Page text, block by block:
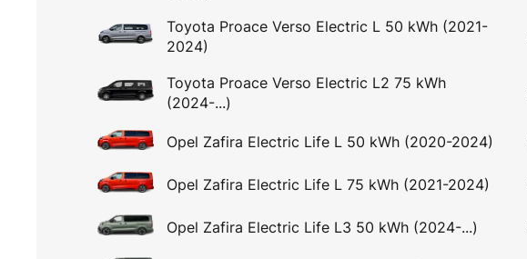
Toyota Proace Verso Electric L 50 kWh (2021-
2024)
Toyota Proace Verso Electric L2 75 kWh
(2024-...)
Opel Zafira Electric Life L 50 kWh (2020-2024)
Opel Zafira Electric Life L 75 kWh (2021-2024)
Opel Zafira Electric Life L3 50 kWh (2024-...)